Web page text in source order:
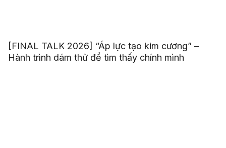
[FINAL TALK 2026] “Áp lực tạo kim cương” –
Hành trình dám thử để tìm thấy chính mình